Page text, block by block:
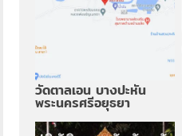
วัดตาลเอน บางปะหัน
พระนครศรีอยุธยา